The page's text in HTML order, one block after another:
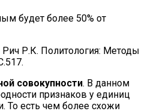
будет более 50% от
Р.К. Политология: Методы
совокупности. В данном
признаков у единиц
То есть чем более схожи